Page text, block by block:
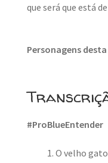
Search
que será que está
Personagens
#ProBlueEntender
O velho gato